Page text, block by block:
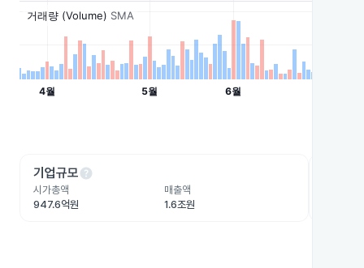
기업규모help
시가총액
947.6억원
매출액
1.6조원